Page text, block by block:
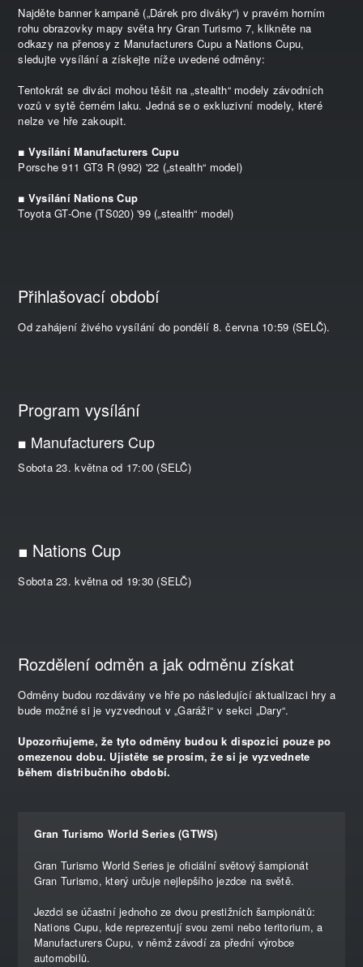
Najděte banner kampaně („Dárek pro diváky“) v pravém horním
rohu obrazovky mapy světa hry Gran Turismo 7, klikněte na
odkazy na přenosy z Manufacturers Cupu a Nations Cupu,
sledujte vysílání a získejte níže uvedené odměny:
Tentokrát se diváci mohou těšit na „stealth“ modely závodních
vozů v sytě černém laku. Jedná se o exkluzivní modely, které
nelze ve hře zakoupit.
■ Vysílání Manufacturers Cupu
Porsche 911 GT3 R (992) '22 („stealth“ model)
■ Vysílání Nations Cup
Toyota GT-One (TS020) '99 („stealth“ model)
Přihlašovací období
Od zahájení živého vysílání do pondělí 8. června 10:59 (SELČ).
Program vysílání
■ Manufacturers Cup
Sobota 23. května od 17:00 (SELČ)
■ Nations Cup
Sobota 23. května od 19:30 (SELČ)
Rozdělení odměn a jak odměnu získat
Odměny budou rozdávány ve hře po následující aktualizaci hry a
bude možné si je vyzvednout v „Garáži“ v sekci „Dary“.
Upozorňujeme, že tyto odměny budou k dispozici pouze po
omezenou dobu. Ujistěte se prosím, že si je vyzvednete
během distribučního období.
Gran Turismo World Series (GTWS)
Gran Turismo World Series je oficiální světový šampionát
Gran Turismo, který určuje nejlepšího jezdce na světě.
Jezdci se účastní jednoho ze dvou prestižních šampionátů:
Nations Cupu, kde reprezentují svou zemi nebo teritorium, a
Manufacturers Cupu, v němž závodí za přední výrobce
automobilů.